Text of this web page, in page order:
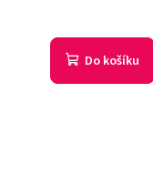
Do košíku